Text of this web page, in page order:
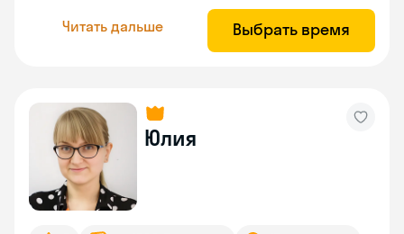
Читать дальше Выбрать время
Юлия